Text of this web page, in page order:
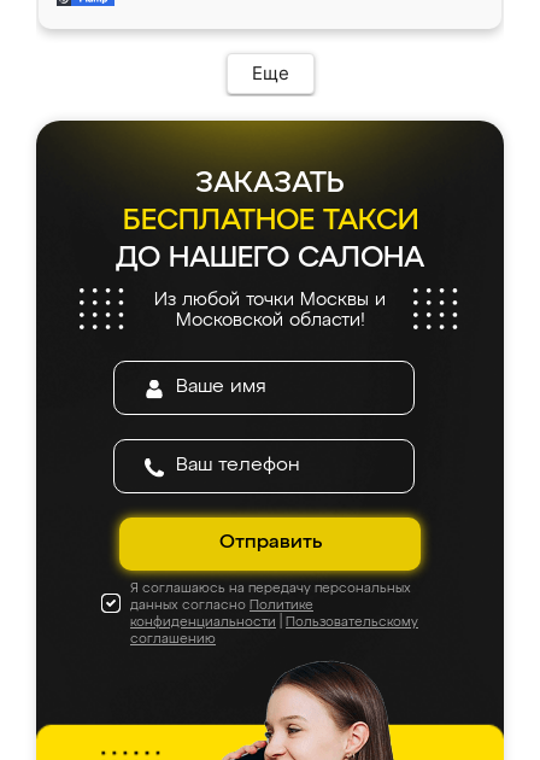
мебель сразу встала на свое место без
каких-либо доработок. Качеством осталась
довольна, все выглядит так, как и ожидала.
Еще
ЗАКАЗАТЬ
БЕСПЛАТНОЕ ТАКСИ
ДО НАШЕГО САЛОНА
Из любой точки Москвы и
Московской области!
Отправить
Я соглашаюсь на передачу персональных
данных согласно Политике
конфиденциальности
Пользовательскому
соглашению